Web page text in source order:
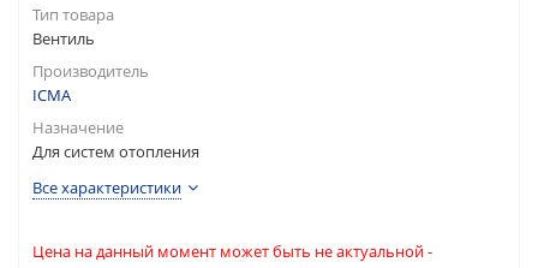
Тип товара
Вентиль
Производитель
ICMA
Назначение
Для систем отопления
Все характеристики
Цена на данный момент может быть не актуальной -